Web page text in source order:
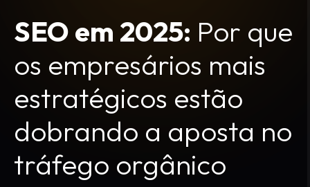
SEO em 2025: Por que
os empresários mais
estratégicos estão
dobrando a aposta no
tráfego orgânico